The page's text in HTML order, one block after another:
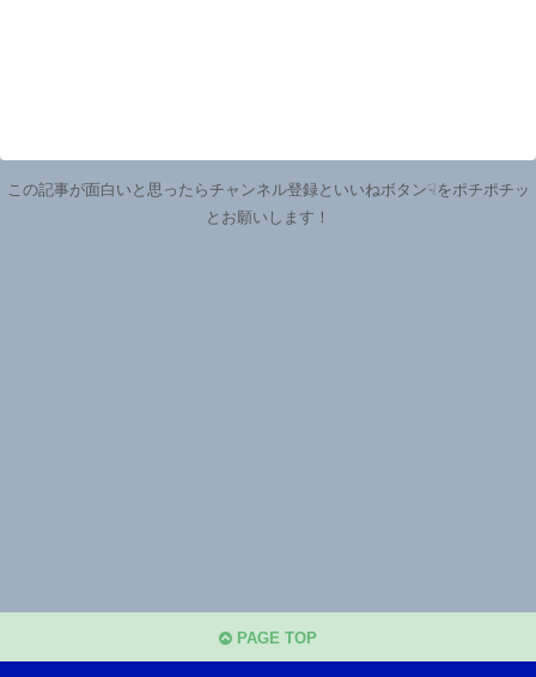
この記事が面白いと思ったらチャンネル登録といいねボタン☟をポチポチッ
とお願いします！
PAGE TOP